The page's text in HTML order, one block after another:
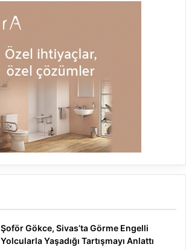
Şoför Gökce, Sivas’ta Görme Engelli
Yolcularla Yaşadığı Tartışmayı Anlattı